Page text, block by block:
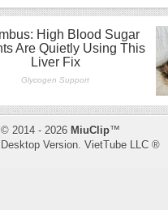
© 2014 - 2026 MiuClip™
Desktop Version. VietTube LLC ®